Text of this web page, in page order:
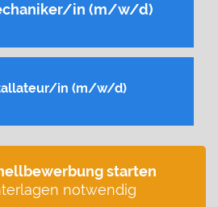
in (m/w/d)
in (m/w/d)
starten
notwendig